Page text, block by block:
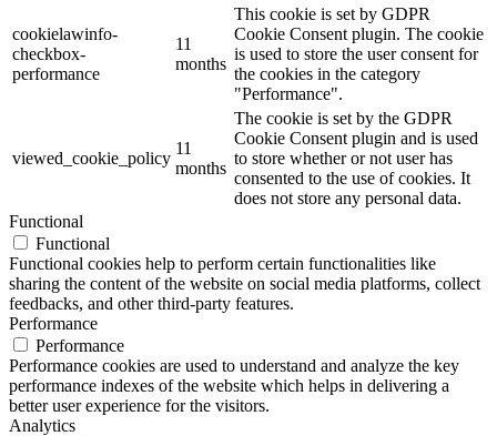
cookielawinfo-
checkbox-
performance
11
months
This cookie is set by GDPR
Cookie Consent plugin. The cookie
is used to store the user consent for
the cookies in the category
"Performance".
viewed_cookie_policy
11
months
The cookie is set by the GDPR
Cookie Consent plugin and is used
to store whether or not user has
consented to the use of cookies. It
does not store any personal data.
Functional
Functional
Functional cookies help to perform certain functionalities like
sharing the content of the website on social media platforms, collect
feedbacks, and other third-party features.
Performance
Performance
Performance cookies are used to understand and analyze the key
performance indexes of the website which helps in delivering a
better user experience for the visitors.
Analytics